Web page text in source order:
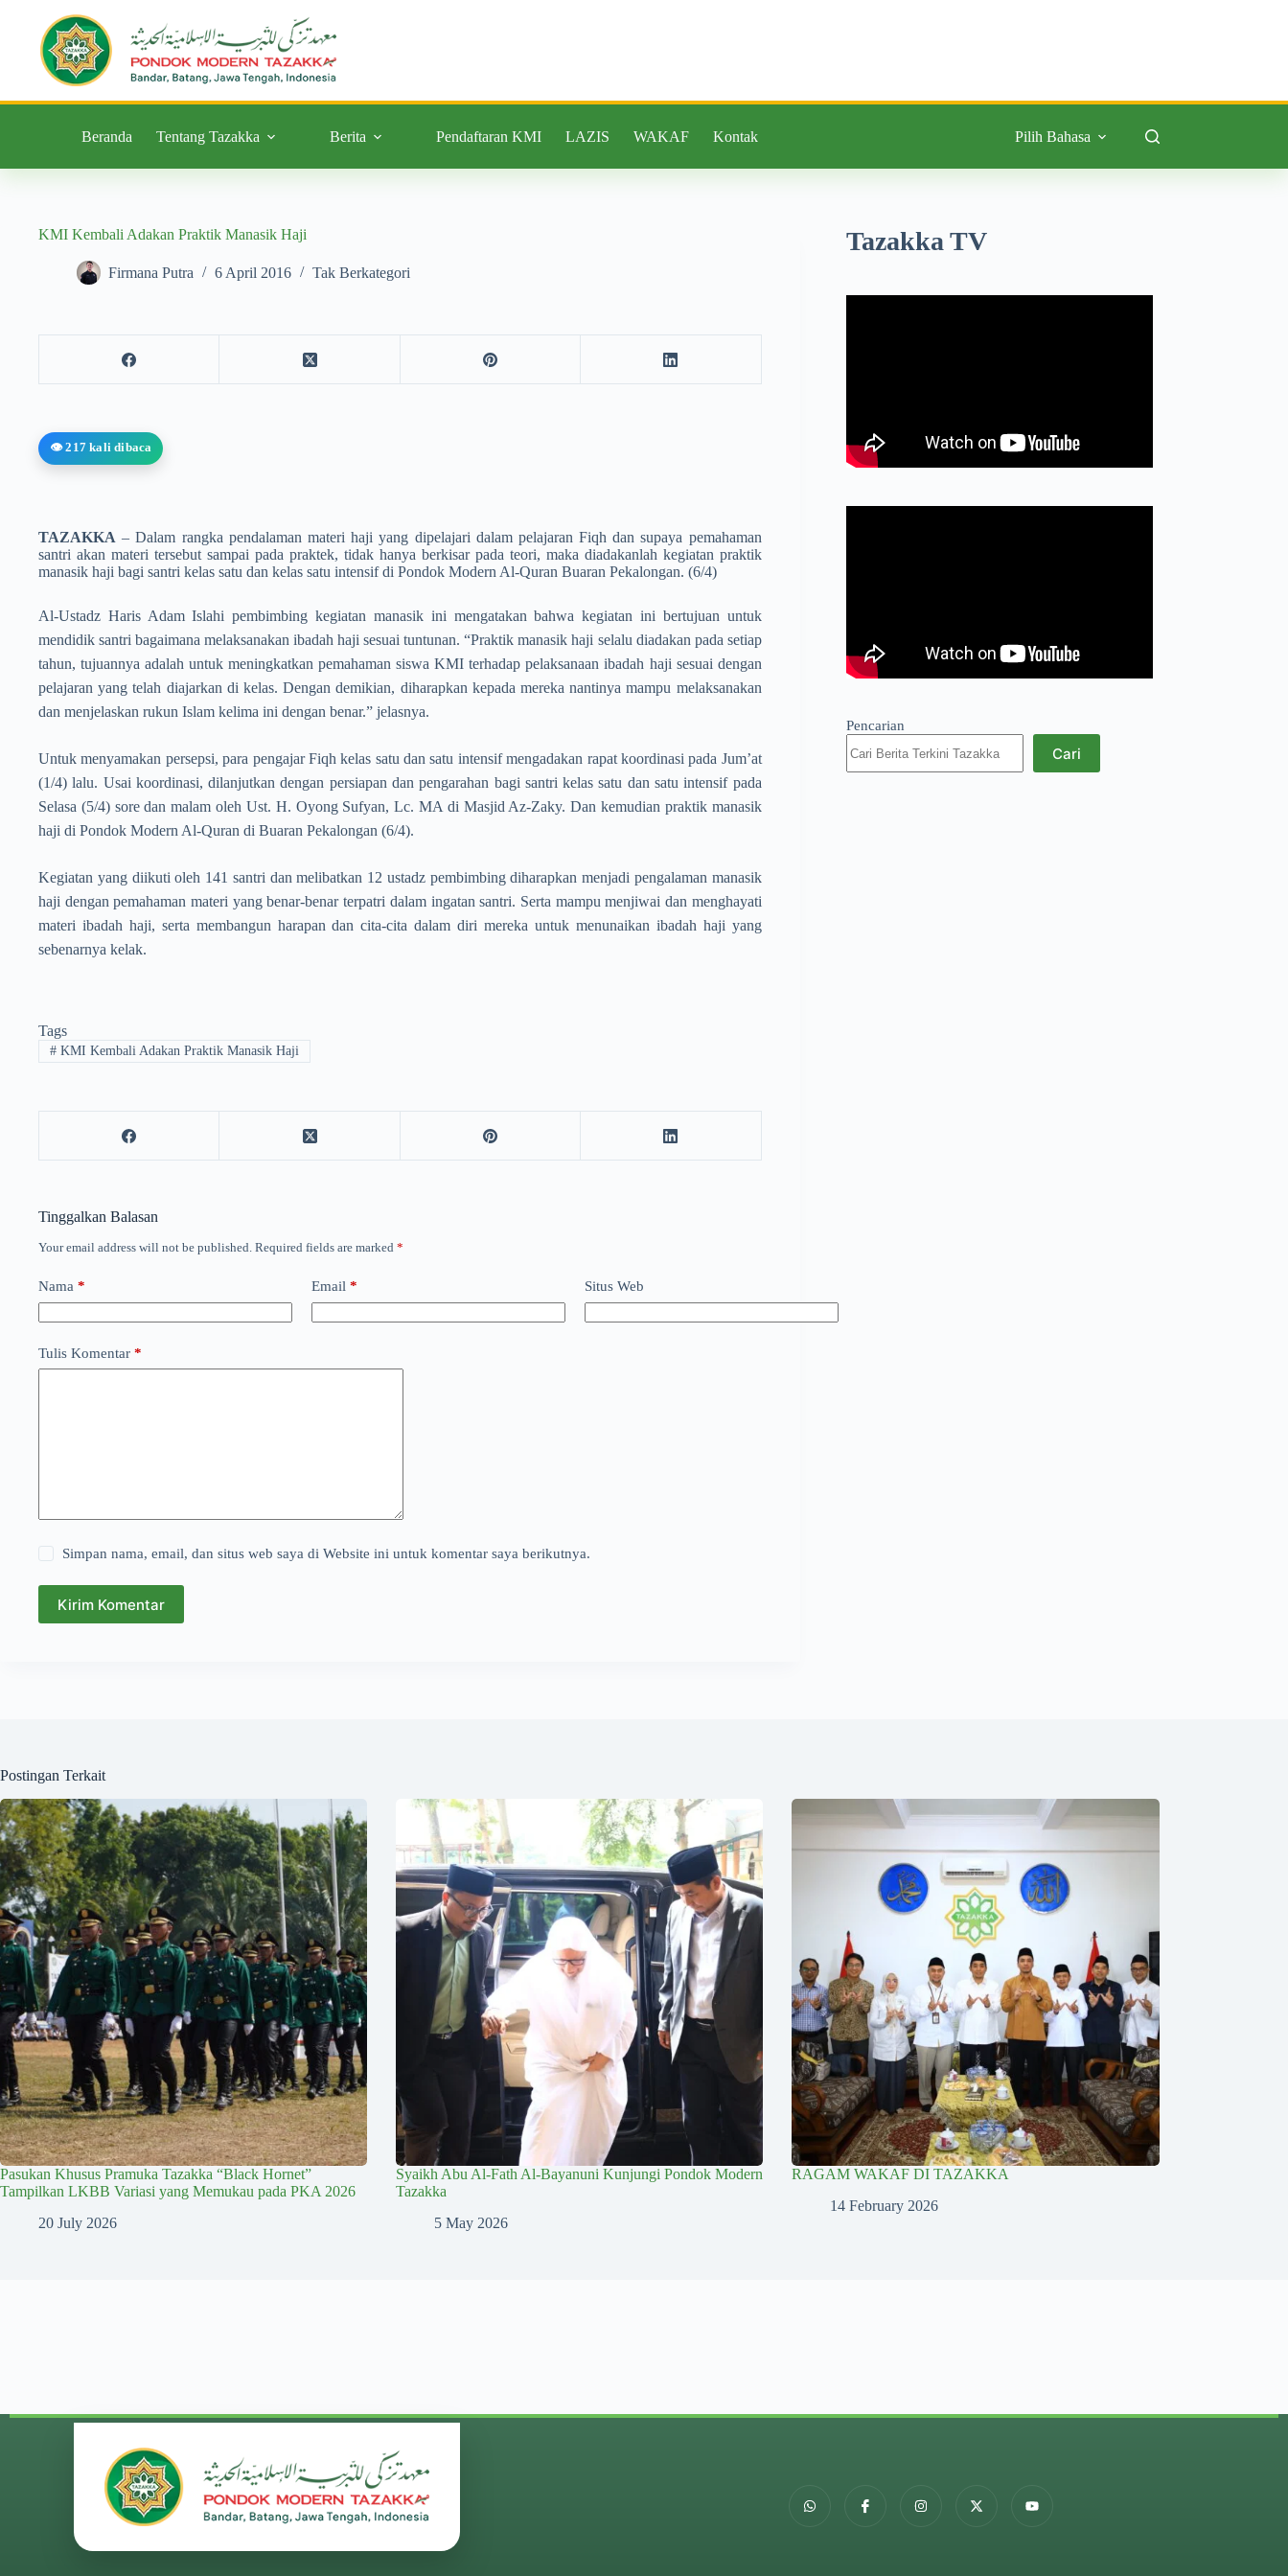
Beranda Tentang Tazakka Berita Pendaftaran KMI LAZIS WAKAF Kontak Pilih Bahasa
KMI Kembali Adakan Praktik Manasik Haji
Firmana Putra 6 April 2016 Tak Berkategori
👁️ 217 kali dibaca
TAZAKKA – Dalam rangka pendalaman materi haji yang dipelajari dalam pelajaran Fiqh dan supaya pemahaman
santri akan materi tersebut sampai pada praktek, tidak hanya berkisar pada teori, maka diadakanlah kegiatan praktik
manasik haji bagi santri kelas satu dan kelas satu intensif di Pondok Modern Al-Quran Buaran Pekalongan. (6/4)
Al-Ustadz Haris Adam Islahi pembimbing kegiatan manasik ini mengatakan bahwa kegiatan ini bertujuan untuk
mendidik santri bagaimana melaksanakan ibadah haji sesuai tuntunan. “Praktik manasik haji selalu diadakan pada setiap
tahun, tujuannya adalah untuk meningkatkan pemahaman siswa KMI terhadap pelaksanaan ibadah haji sesuai dengan
pelajaran yang telah diajarkan di kelas. Dengan demikian, diharapkan kepada mereka nantinya mampu melaksanakan
dan menjelaskan rukun Islam kelima ini dengan benar.” jelasnya.
Untuk menyamakan persepsi, para pengajar Fiqh kelas satu dan satu intensif mengadakan rapat koordinasi pada Jum’at
(1/4) lalu. Usai koordinasi, dilanjutkan dengan persiapan dan pengarahan bagi santri kelas satu dan satu intensif pada
Selasa (5/4) sore dan malam oleh Ust. H. Oyong Sufyan, Lc. MA di Masjid Az-Zaky. Dan kemudian praktik manasik
haji di Pondok Modern Al-Quran di Buaran Pekalongan (6/4).
Kegiatan yang diikuti oleh 141 santri dan melibatkan 12 ustadz pembimbing diharapkan menjadi pengalaman manasik
haji dengan pemahaman materi yang benar-benar terpatri dalam ingatan santri. Serta mampu menjiwai dan menghayati
materi ibadah haji, serta membangun harapan dan cita-cita dalam diri mereka untuk menunaikan ibadah haji yang
sebenarnya kelak.
Tags
#KMI Kembali Adakan Praktik Manasik Haji
Tinggalkan Balasan
Your email address will not be published. Required fields are marked *
Nama * Email * Situs Web
Tulis Komentar *
Simpan nama, email, dan situs web saya di Website ini untuk komentar saya berikutnya.
Kirim Komentar
Tazakka TV
Pencarian
Cari
Postingan Terkait
Pasukan Khusus Pramuka Tazakka “Black Hornet”
Tampilkan LKBB Variasi yang Memukau pada PKA 2026
20 July 2026
Syaikh Abu Al-Fath Al-Bayanuni Kunjungi Pondok Modern
Tazakka
5 May 2026
RAGAM WAKAF DI TAZAKKA
14 February 2026